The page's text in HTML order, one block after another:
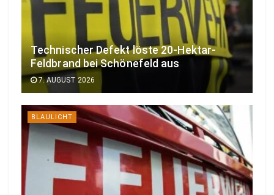
Technischer Defekt löste 20-Hektar-
Feldbrand bei Schönefeld aus
7. AUGUST 2026
BLAULICHT